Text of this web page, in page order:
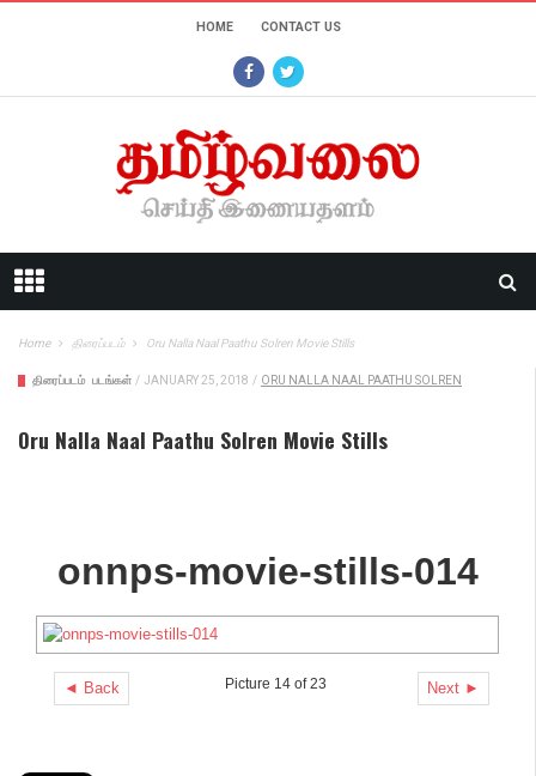
HOME CONTACT US
Home திரைப்படம் Oru Nalla Naal Paathu Solren Movie Stills
திரைப்படம் படங்கள் / JANUARY 25, 2018 / ORU NALLA NAAL PAATHU SOLREN
Oru Nalla Naal Paathu Solren Movie Stills
onnps-movie-stills-014
◄ Back Next ►
Picture 14 of 23